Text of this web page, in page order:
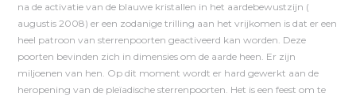
na de activatie van de blauwe kristallen in het aardebewustzijn (
augustis 2008) er een zodanige trilling aan het vrijkomen is dat er een
heel patroon van sterrenpoorten geactiveerd kan worden. Deze
poorten bevinden zich in dimensies om de aarde heen. Er zijn
miljoenen van hen. Op dit moment wordt er hard gewerkt aan de
heropening van de pleïadische sterrenpoorten. Het is een feest om te